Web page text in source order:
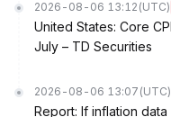
2026-08-06 13:12 (UTC)
United States: Core
July – TD Securities
2026-08-06 13:07 (UTC)
Report: If inflation